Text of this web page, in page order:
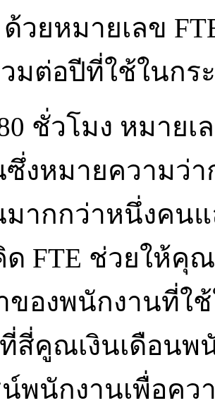
วยหมายเลข
มต่อปีที่ใช้ในกร
ชั่วโมง หมาย
งหมายความว่า
ากกว่าหนึ่งคนแ
FTE ช่วยให้คุ
ของพนักงานที่ใ
สี่คูณเงินเดือน
พนักงานเพื่อคว